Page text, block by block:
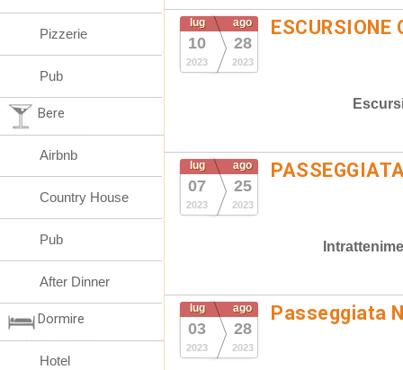
lug
10
2023
ago
28
2023
ESCURSIONE
lug
07
2023
ago
25
2023
lug
03
2023
ago
28
2023
Passeggiata
Pizzerie
Pub
Bere
Airbnb
Country House
Pub
After Dinner
Dormire
Hotel